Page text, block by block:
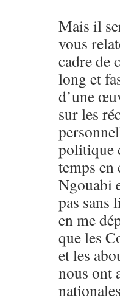
Mais il
vous
cadre de
long et
d’une
sur les
politique
temps en
Ngouabi
pas sans
en me
que les
et les
nous ont